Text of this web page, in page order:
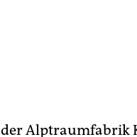
der Alptraumfabrik